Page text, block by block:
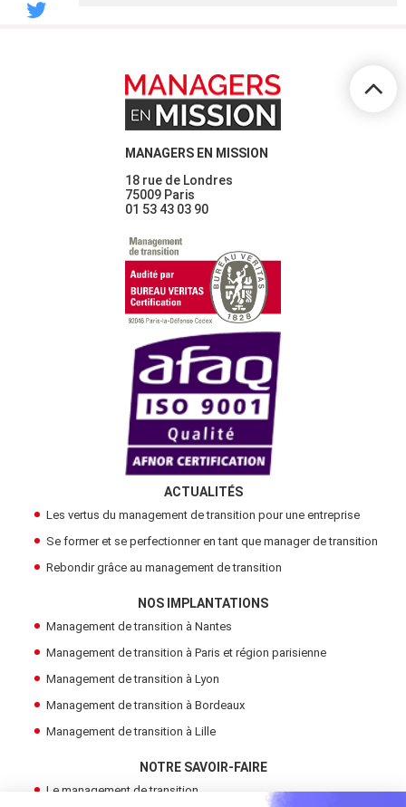
MANAGERS EN MISSION
18 rue de Londres
75009 Paris
01 53 43 03 90
ACTUALITÉS
Les vertus du management de transition pour une entreprise
Se former et se perfectionner en tant que manager de transition
Rebondir grâce au management de transition
NOS IMPLANTATIONS
Management de transition à Nantes
Management de transition à Paris et région parisienne
Management de transition à Lyon
Management de transition à Bordeaux
Management de transition à Lille
NOTRE SAVOIR-FAIRE
Le management de transition